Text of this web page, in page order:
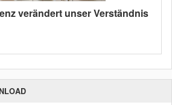
verändert unser Verständnis